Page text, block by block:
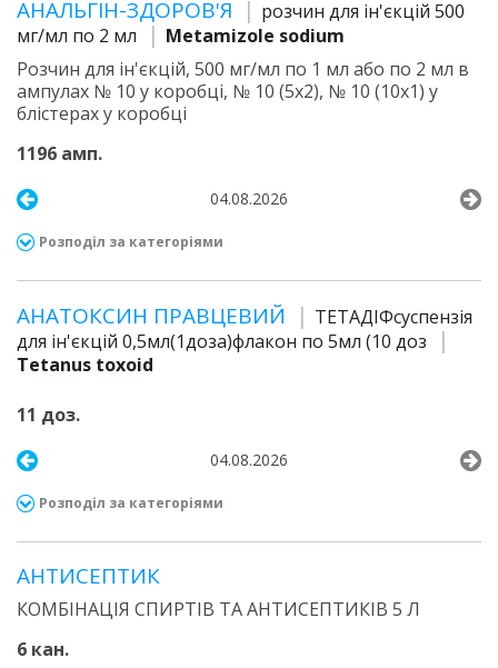
АНАЛЬГІН-ЗДОРОВ'Я
розчин для ін'єкцій 500
мг/мл по 2 мл
Metamizole sodium
Розчин для ін'єкцій, 500 мг/мл по 1 мл або по 2 мл в
ампулах № 10 у коробці, № 10 (5х2), № 10 (10х1) у
блістерах у коробці
1196 амп.
04.08.2026
Розподіл за категоріями
АНАТОКСИН ПРАВЦЕВИЙ
ТЕТАДІФсуспензія
для ін'єкцій 0,5мл(1доза)флакон по 5мл (10 доз
Tetanus toxoid
11 доз.
04.08.2026
Розподіл за категоріями
АНТИСЕПТИК
КОМБІНАЦІЯ СПИРТІВ ТА АНТИСЕПТИКІВ 5 Л
6 кан.